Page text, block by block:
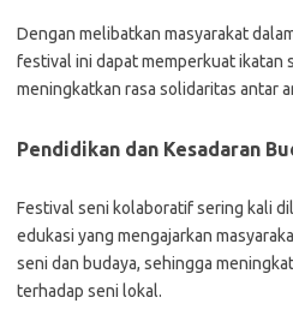
Dengan melibatkan masyarakat
festival ini dapat memperkuat ikatan
meningkatkan rasa solidaritas antar
Pendidikan dan Kesadaran
Festival seni kolaboratif sering kali
edukasi yang mengajarkan
seni dan budaya, sehingga
terhadap seni lokal.